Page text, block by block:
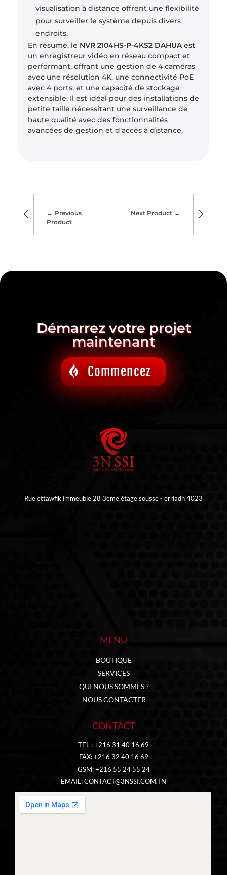
visualisation à distance offrent une flexibilité
pour surveiller le système depuis divers
endroits.
En résumé, le NVR 2104HS-P-4KS2 DAHUAest
un enregistreur vidéo en réseau compact et
performant, offrant une gestion de 4 caméras
avec une résolution 4K, une connectivité PoE
avec 4 ports, et une capacité de stockage
extensible. Il est idéal pour des installations de
petite taille nécessitant une surveillance de
haute qualité avec des fonctionnalités
avancées de gestion et d’accès à distance.
Previous
Product
Next Product
Démarrez votre projet
maintenant
Commencez
Rue ettawfik immeuble 28 3eme étage sousse - erriadh 4023
MENU
BOUTIQUE
SERVICES
QUI NOUS SOMMES ?
NOUS CONTACTER
CONTACT
TEL : +216 31 40 16 69
FAX: +216 32 40 16 69
GSM: +216 55 24 55 24
EMAIL:CONTACT@3NSSI.COM.TN